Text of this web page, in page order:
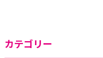
カテゴリー